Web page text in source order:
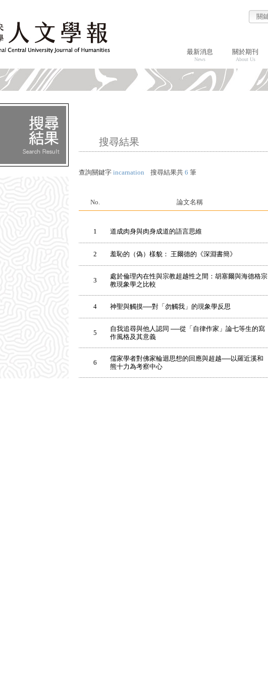
最新消息
News
關於期刊
About Us
搜尋結果
查詢關鍵字 incarnation 搜尋結果共 6 筆
No. 論文名稱
1 道成肉身與肉身成道的語言思維
2 羞恥的（偽）樣貌： 王爾德的《深淵書簡》
3
處於倫理內在性與宗教超越性之間：胡塞爾與海德格宗
教現象學之比較
4 神聖與觸摸──對「勿觸我」的現象學反思
5
自我追尋與他人認同 ──從「自律作家」論七等生的寫
作風格及其意義
6
儒家學者對佛家輪迴思想的回應與超越──以羅近溪和
熊十力為考察中心